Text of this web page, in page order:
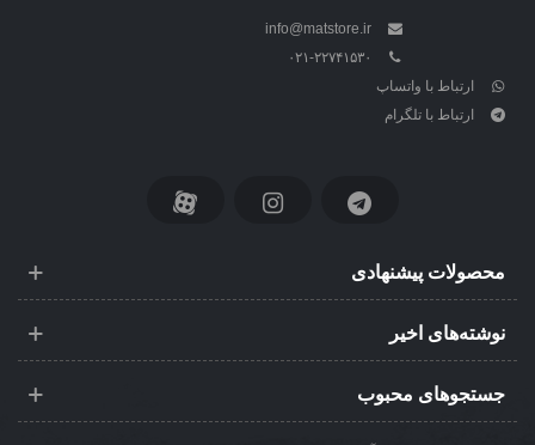
info@matstore.ir
۰۲۱-۲۲۷۴۱۵۳۰
ارتباط با واتساپ
ارتباط با تلگرام
محصولات پیشنهادی
نوشته‌های اخیر
جستجوهای محبوب